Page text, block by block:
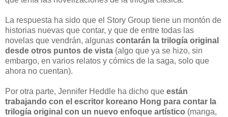
La respuesta ha sido que el Story Group tiene un montón de
historias nuevas que contar, y que de entre todas las
novelas que vendrán, algunas contarán la trilogía original
desde otros puntos de vista (algo que ya se hizo, sin
embargo, en varios relatos y cómics de la saga, solo que
ahora no cuentan).
Por otra parte, Jennifer Heddle ha dicho que están
trabajando con el escritor koreano Hong para contar la
trilogía original con un nuevo enfoque artístico (manga,